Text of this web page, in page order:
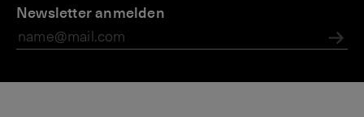
r
v
t
o
n
t
n
o
d
i
Newsletter anmelden